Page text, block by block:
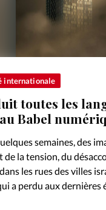
internationale
toutes les
Babel
semaines, des
la tension, du
les rues des villes
a perdu aux dernières